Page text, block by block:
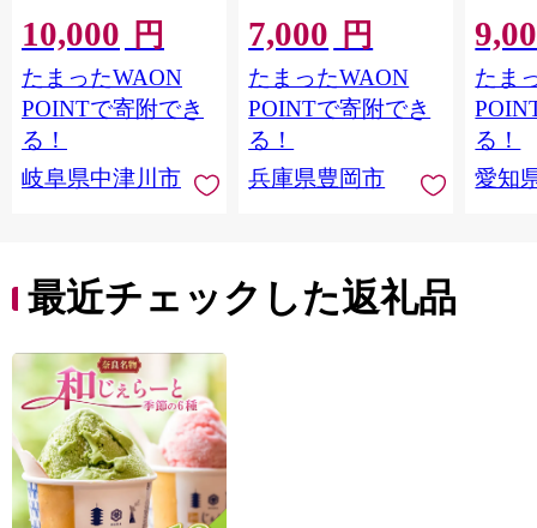
褒美】スイーツ 栗 モ
ンブラン くりきんと
ん デザート ご褒美 お
取り寄せ くり お菓子
10,000 円
たまったWAON
POINTで寄附でき
る！
岐阜県中津川市
中はもっちり ラム酒
バニラ お取り寄せ ス
イーツ 焼き菓子 詰め
合わせ ホワイトデー
お返し 冷凍 手作り 化
粧箱入り ギフト TAS
BAKE
7,000 円
たまったWAON
POINTで寄附でき
る！
兵庫県豊岡市
たま
る！
愛知
最近チェックした返礼品